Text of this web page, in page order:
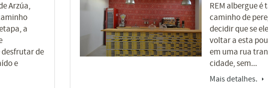
Arzúa,
a
desfrutar de
e
REM albergue é
caminho de
decidir que se
voltar a esta
em uma rua
cidade, sem...
Mais detalhes.